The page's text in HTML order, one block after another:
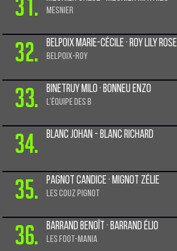
31. MESNIER
32. Belpoix Marie-cécile · Roy Lily rose
BELPOIX-ROY
33. Binetruy Milo · Bonneu Enzo
L’équipe des B
34. Blanc Johan - Blanc Richard
35. Pagnot Candice · Mignot Zélie
Les Couz Pignot
36. Barrand Benoît · Barrand Élio
Les foot-mania